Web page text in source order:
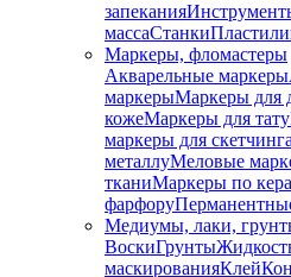
запекания
массаСтанки
Маркеры, фломастеры
Акварельные маркеры
маркерыМаркеры для
кожеМаркеры для тату
маркеры для скетчинга
металлуМеловые
тканиМаркеры по
фарфору
Медиумы, лаки,
ВоскиГрунты
маскированияКлей